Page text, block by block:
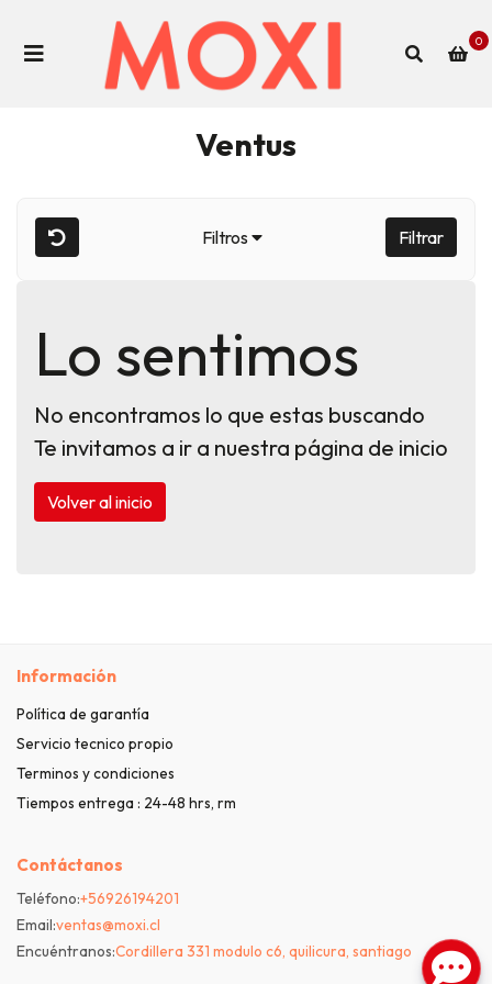
0
Ventus
Filtros Filtrar
Lo sentimos
No encontramos lo que estas buscando
Te invitamos a ir a nuestra página de inicio
Volver al inicio
Información
Política de garantía
Servicio tecnico propio
Terminos y condiciones
Tiempos entrega : 24-48 hrs, rm
Contáctanos
Teléfono:+56926194201
Email:ventas@moxi.cl
Encuéntranos:Cordillera 331 modulo c6, quilicura, santiago